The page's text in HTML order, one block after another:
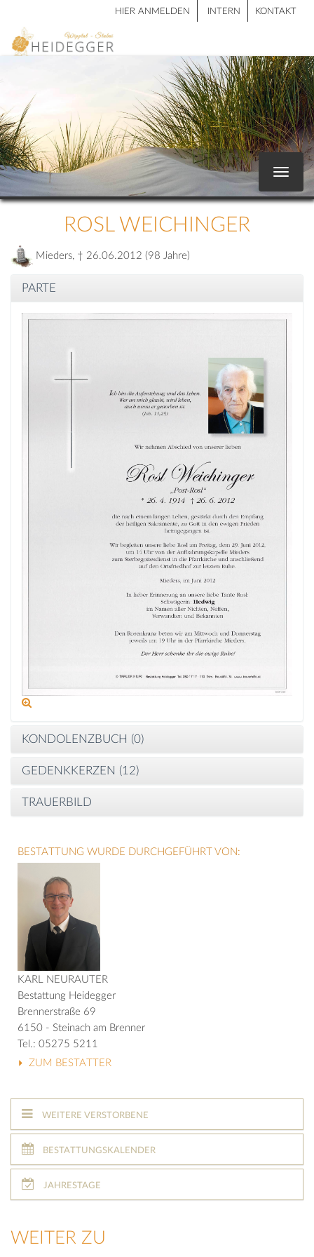
HIER ANMELDEN INTERN KONTAKT
Toggle
ROSL WEICHINGER
Mieders, † 26.06.2012 (98 Jahre)
PARTE
KONDOLENZBUCH (0)
GEDENKKERZEN (12)
TRAUERBILD
BESTATTUNG WURDE DURCHGEFÜHRT VON:
KARL NEURAUTER
Bestattung Heidegger
Brennerstraße 69
6150 - Steinach am Brenner
Tel.: 05275 5211
ZUM BESTATTER
WEITERE VERSTORBENE
BESTATTUNGSKALENDER
JAHRESTAGE
WEITER ZU